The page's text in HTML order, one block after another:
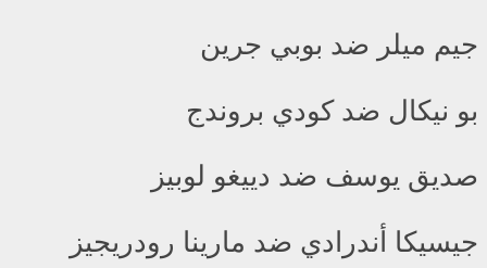
جيم ميلر ضد بوبي جرين
بو نيكال ضد كودي بروندج
صديق يوسف ضد دييغو لوبيز
جيسيكا أندرادي ضد مارينا رودريجيز